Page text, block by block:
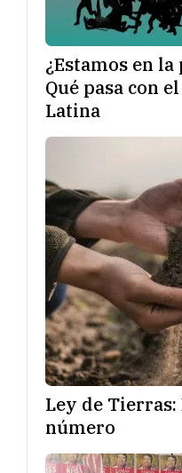
¿Estamos en
Qué pasa con
Latina
Ley de Tierras:
número